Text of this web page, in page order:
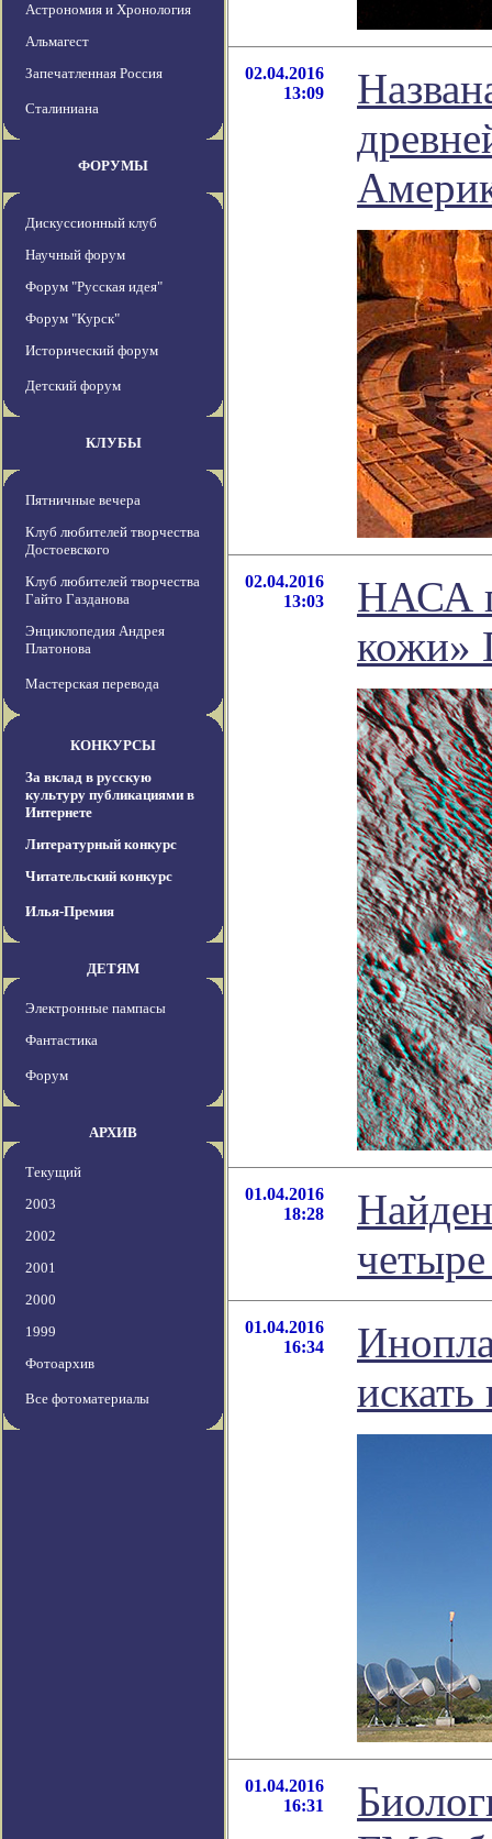
Астрономия и Хронология
Альмагест
Запечатленная Россия
Сталиниана
ФОРУМЫ
Дискуссионный клуб
Научный форум
Форум "Русская идея"
Форум "Курск"
Исторический форум
Детский форум
КЛУБЫ
Пятничные вечера
Клуб любителей творчества
Достоевского
Клуб любителей творчества
Гайто Газданова
Энциклопедия Андрея
Платонова
Мастерская перевода
КОНКУРСЫ
За вклад в русскую
культуру публикациями в
Интернете
Литературный конкурс
Читательский конкурс
Илья-Премия
ДЕТЯМ
Электронные пампасы
Фантастика
Форум
АРХИВ
Текущий
2003
2002
2001
2000
1999
Фотоархив
Все фотоматериалы
02.04.2016
13:09
02.04.2016
13:03
НАСА
кожи»
01.04.2016
18:28
01.04.2016
16:34
01.04.2016
16:31